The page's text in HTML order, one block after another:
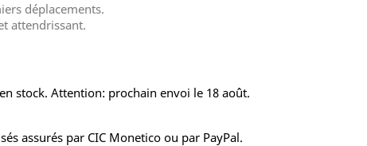
déplacements.
attendrissant.
stock. Attention: prochain envoi le 18 août.
assurés par CIC Monetico ou par PayPal.